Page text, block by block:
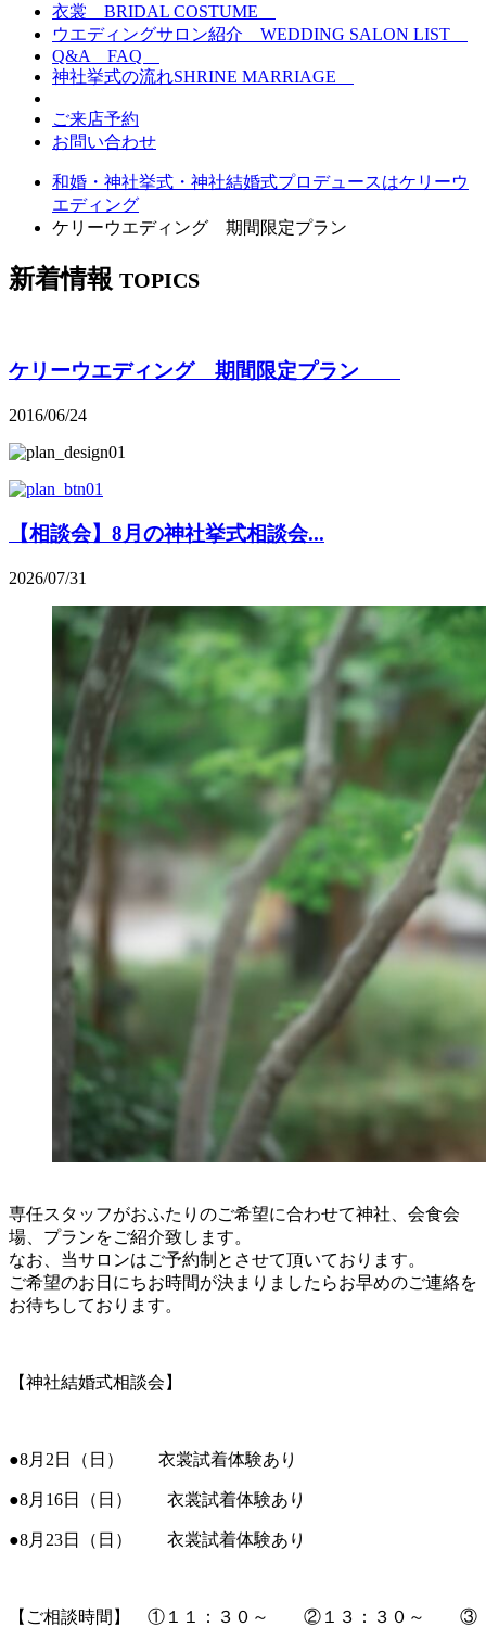
衣裳 BRIDAL COSTUME
ウエディングサロン紹介 WEDDING SALON LIST
Q&A FAQ
神社挙式の流れSHRINE MARRIAGE
ご来店予約
お問い合わせ
和婚・神社挙式・神社結婚式プロデュースはケリーウ
エディング
ケリーウエディング 期間限定プラン
新着情報 TOPICS
ケリーウエディング 期間限定プラン
2016/06/24
【相談会】8月の神社挙式相談会...
2026/07/31
専任スタッフがおふたりのご希望に合わせて神社、会食会
場、プランをご紹介致します。
なお、当サロンはご予約制とさせて頂いております。
ご希望のお日にちお時間が決まりましたらお早めのご連絡を
お待ちしております。
【神社結婚式相談会】
●8月2日（日） 衣裳試着体験あり
●8月16日（日） 衣裳試着体験あり
●8月23日（日） 衣裳試着体験あり
【ご相談時間】 ①１１：３０～ ②１３：３０～ ③